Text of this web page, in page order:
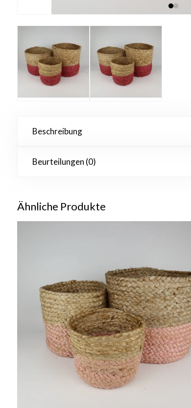
Beschreibung
Beurteilungen (0)
Ähnliche Produkte